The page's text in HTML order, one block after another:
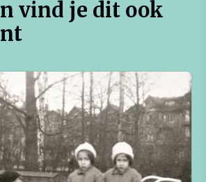
vind je dit ook